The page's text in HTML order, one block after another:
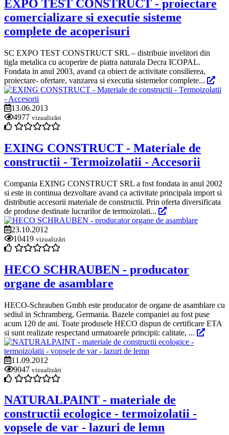
EXPO TEST CONSTRUCT - proiectare
comercializare si executie sisteme
complete de acoperisuri
SC EXPO TEST CONSTRUCT SRL – distribuie invelitori din
tigla metalica cu acoperire de piatra naturala Decra ICOPAL.
Fondata in anul 2003, avand ca obiect de activitate consilierea,
proiectare- ofertare, vanzarea si executia sistemelor complete...
13.06.2013
4977 vizualizări
EXING CONSTRUCT - Materiale de
constructii - Termoizolatii - Accesorii
Compania EXING CONSTRUCT SRL a fost fondata in anul 2002
si este in continua dezvoltare avand ca activitate principala import si
distributie accesorii materiale de constructii. Prin oferta diversificata
de produse destinate lucrarilor de termoizolati...
23.10.2012
10419 vizualizări
HECO SCHRAUBEN - producator
organe de asamblare
HECO-Schrauben Gmbh este producator de organe de asamblare cu
sediul in Schramberg, Germania. Bazele companiei au fost puse
acum 120 de ani. Toate produsele HECO dispun de certificare ETA
si sunt realizate respectand urmatoarele principii: calitate, ...
11.09.2012
9047 vizualizări
NATURALPAINT - materiale de
constructii ecologice - termoizolatii -
vopsele de var - lazuri de lemn